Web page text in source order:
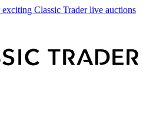
Classic Trader live auctions